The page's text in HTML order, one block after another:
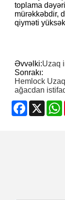
toplama
mürəkkəbdir,
qiyməti
Əvvəlki:Uzaq
Sonrakı:
Hemlock
ağacdan
Facebook
X